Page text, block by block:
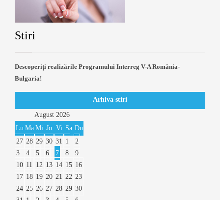
Stiri
Descoperiți realizările Programului Interreg V-A România-
Bulgaria!
Arhiva stiri
August 2026
Lu Ma Mi Jo Vi Sa Du
27 28 29 30 31 1
2
3
4 5 6 7 8
9
10 11 12 13 14 15 16
17 18 19 20 21 22 23
24 25 26 27 28 29 30